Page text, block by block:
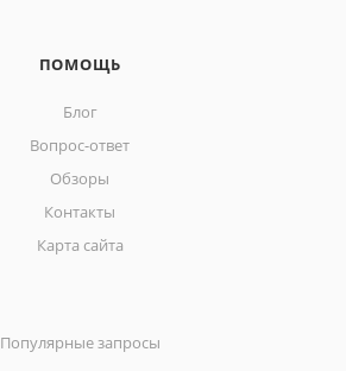
ПОМОЩЬ
Блог
Вопрос-ответ
Обзоры
Контакты
Карта сайта
Популярные запросы